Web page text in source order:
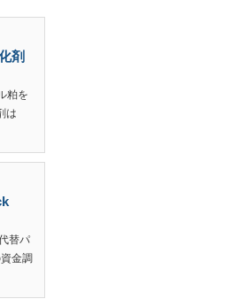
剤
粕を
は
替パ
金調